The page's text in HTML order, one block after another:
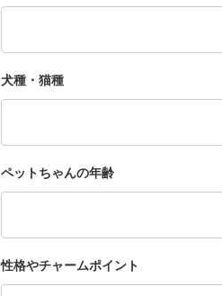
犬種・猫種
ペットちゃんの年齢
性格やチャームポイント